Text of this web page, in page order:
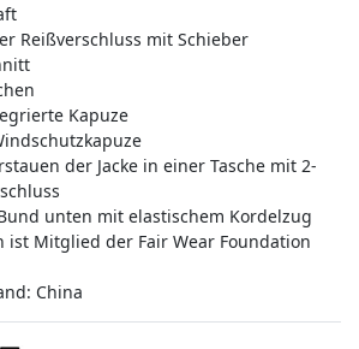
Reißverschluss mit Schieber
Kapuze
der Jacke in einer Tasche mit 2-
unten mit elastischem Kordelzug
ist Mitglied der Fair Wear Foundation
China